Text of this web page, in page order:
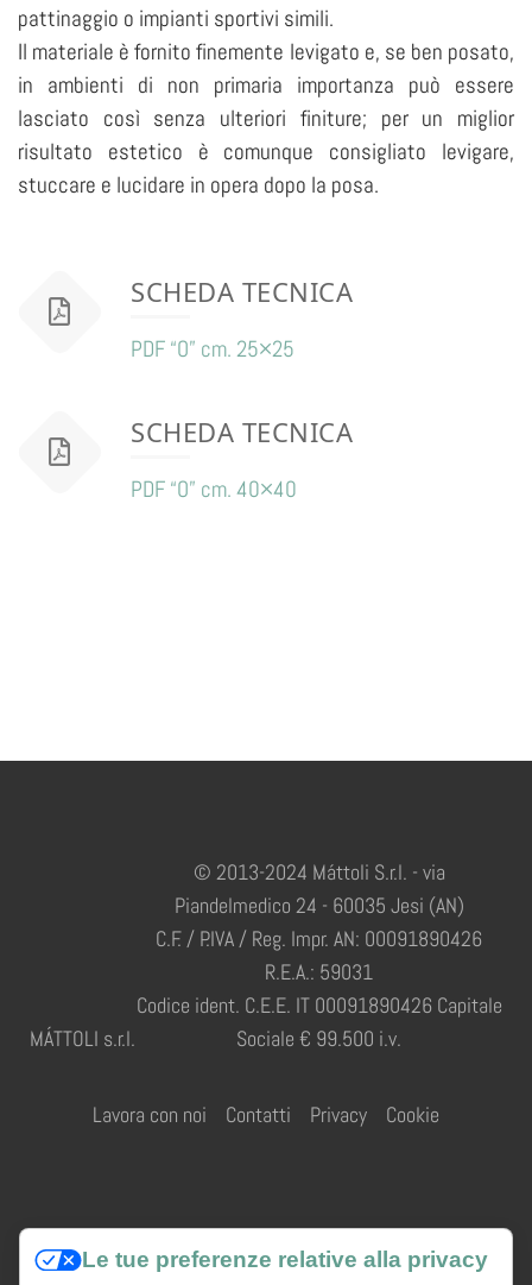
pattinaggio o impianti sportivi simili.
Il materiale è fornito finemente levigato e, se ben posato,
in ambienti di non primaria importanza può essere
lasciato così senza ulteriori finiture; per un miglior
risultato estetico è comunque consigliato levigare,
stuccare e lucidare in opera dopo la posa.
SCHEDA TECNICA
PDF “O” cm. 25×25
SCHEDA TECNICA
PDF “O” cm. 40×40
MÁTTOLI s.r.l.
© 2013-2024 Máttoli S.r.l. - via
Piandelmedico 24 - 60035 Jesi (AN)
C.F. / P.IVA / Reg. Impr. AN: 00091890426
R.E.A.: 59031
Codice ident. C.E.E. IT 00091890426 Capitale
Sociale € 99.500 i.v.
Lavora con noi Contatti Privacy Cookie
Credits
Le tue preferenze relative alla privacy